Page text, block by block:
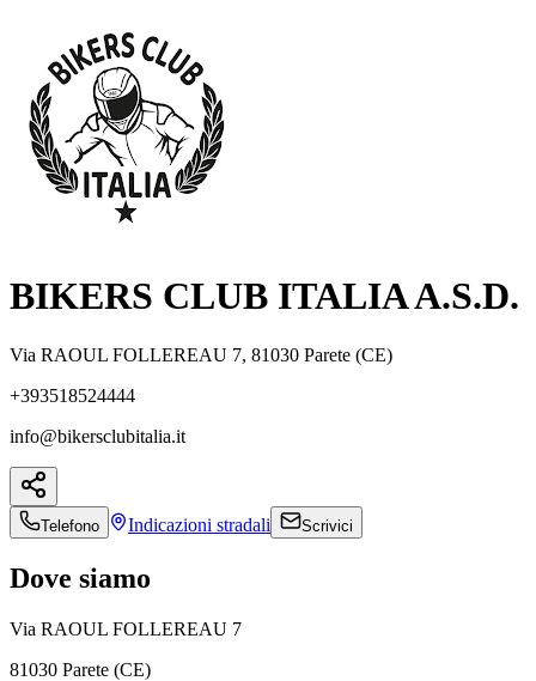
BIKERS CLUB ITALIA A.S.D.
Via RAOUL FOLLEREAU 7, 81030 Parete (CE)
+393518524444
info@bikersclubitalia.it
Telefono Indicazioni stradali Scrivici
Dove siamo
Via RAOUL FOLLEREAU 7
81030 Parete (CE)